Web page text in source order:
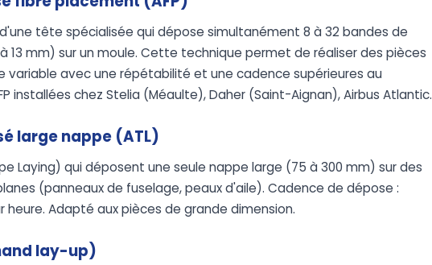
tête spécialisée qui dépose simultanément 8 à 32 bandes de
13 mm) sur un moule. Cette technique permet de réaliser des pièces
variable avec une répétabilité et une cadence supérieures au
installées chez Stelia (Méaulte), Daher (Saint-Aignan), Airbus Atlantic.
large nappe (ATL)
Laying) qui déposent une seule nappe large (75 à 300 mm) sur des
(panneaux de fuselage, peaux d'aile). Cadence de dépose :
heure. Adapté aux pièces de grande dimension.
lay-up)